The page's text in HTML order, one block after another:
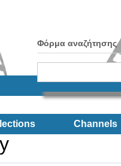
Φόρμα αναζήτησης
Channels